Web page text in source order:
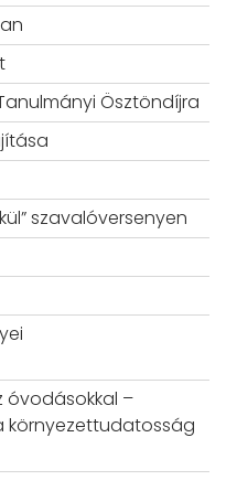
Ösztöndíjra
szavalóversenyen
–
környezettudatosság